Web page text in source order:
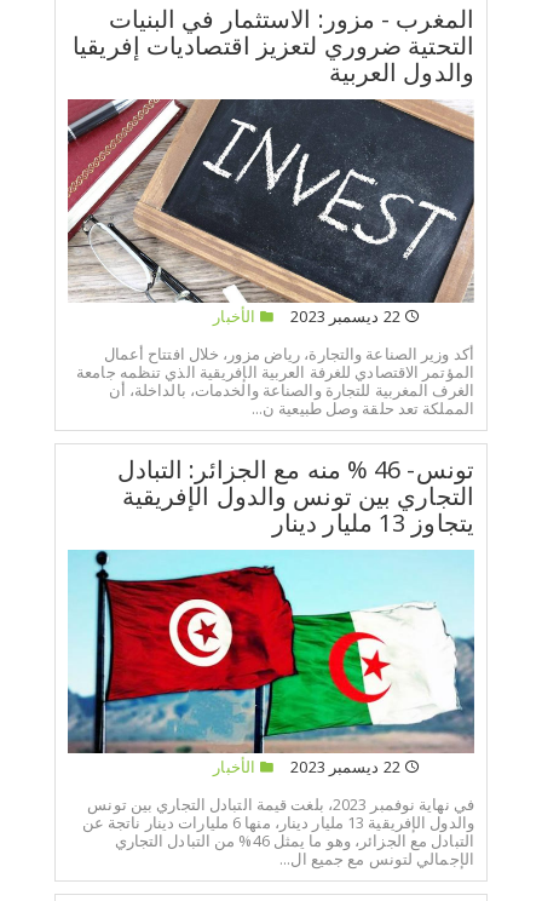
المغرب - مزور: الاستثمار في البنيات
التحتية ضروري لتعزيز اقتصاديات إفريقيا
والدول العربية
22 ديسمبر 2023
الأخبار
أكد وزير الصناعة والتجارة، رياض مزور، خلال افتتاح أعمال
المؤتمر الاقتصادي للغرفة العربية الإفريقية الذي تنظمه جامعة
الغرف المغربية للتجارة والصناعة والخدمات، بالداخلة، أن
المملكة تعد حلقة وصل طبيعية ن...
تونس- 46 % منه مع الجزائر: التبادل
التجاري بين تونس والدول الإفريقية
يتجاوز 13 مليار دينار
22 ديسمبر 2023
الأخبار
في نهاية نوفمبر 2023، بلغت قيمة التبادل التجاري بين تونس
والدول الإفريقية 13 مليار دينار، منها 6 مليارات دينار ناتجة عن
التبادل مع الجزائر، وهو ما يمثل 46% من التبادل التجاري
الإجمالي لتونس مع جميع ال...